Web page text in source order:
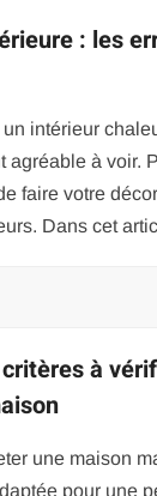
: les
intérieur
agréable à voir.
faire votre
Dans cet
à
une maison
pour une